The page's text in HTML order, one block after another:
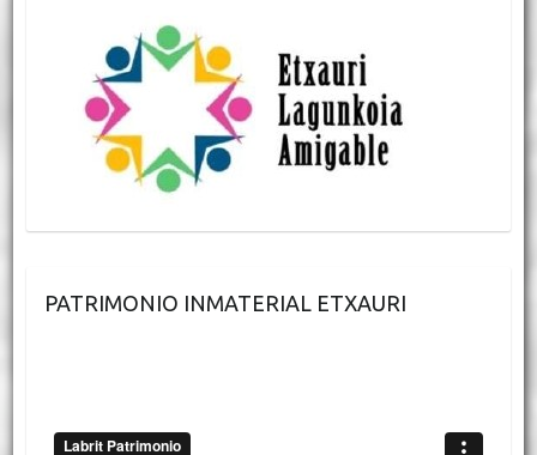
PATRIMONIO INMATERIAL ETXAURI